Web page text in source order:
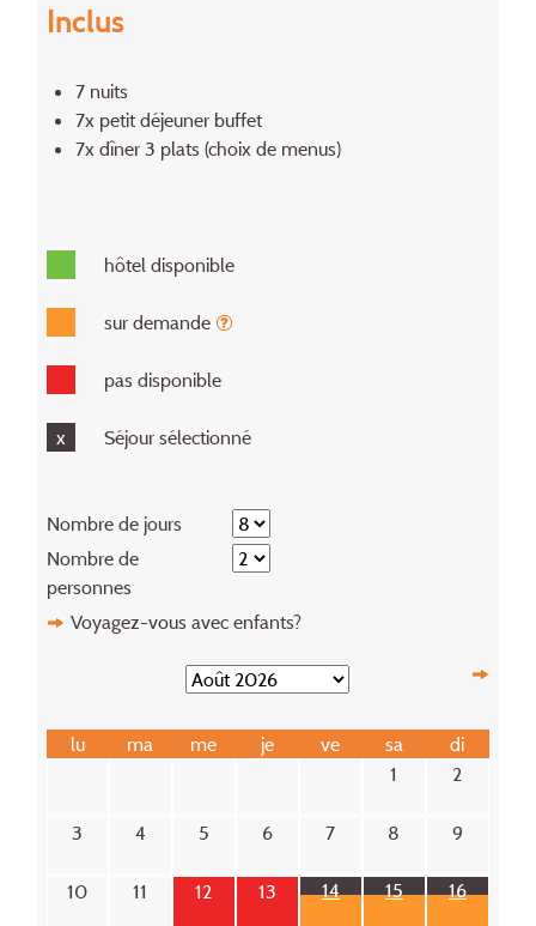
Inclus
7 nuits
7x petit déjeuner buffet
7x dîner 3 plats (choix de menus)
hôtel disponible
sur demande
pas disponible
x Séjour sélectionné
Nombre de jours
Nombre de
personnes
Voyagez-vous avec enfants?
lu ma me je ve sa
di
1
2
3 4 5 6 7 8 9
10 11 12 13 14 15 16